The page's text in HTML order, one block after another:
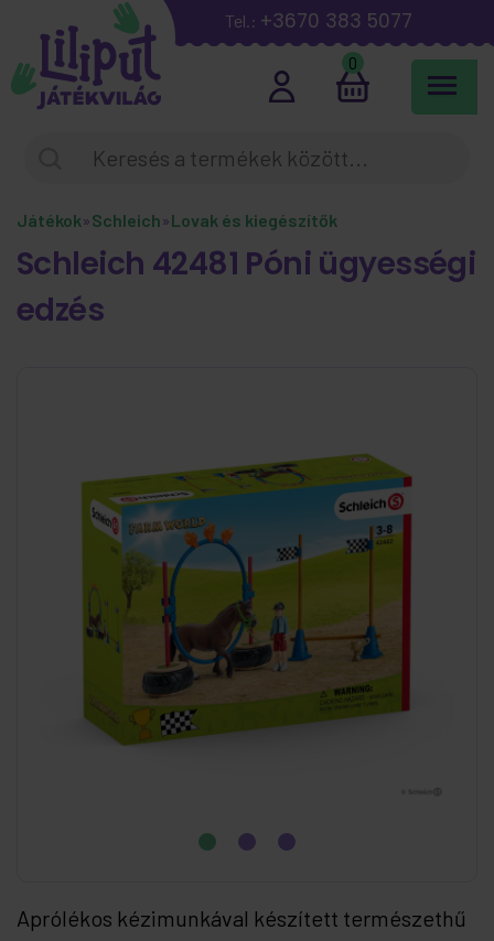
Tel.: +3670 383 5077
0
Játékok»Schleich»Lovak és kiegészítők
Schleich 42481 Póni ügyességi
edzés
Aprólékos kézimunkával készített természethű